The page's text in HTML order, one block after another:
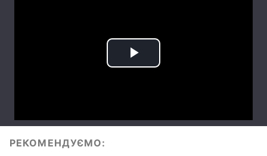
РЕКОМЕНДУЄМО: